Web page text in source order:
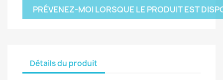
PRÉVENEZ-MOI LORSQUE LE PRODUIT EST
Détails du produit